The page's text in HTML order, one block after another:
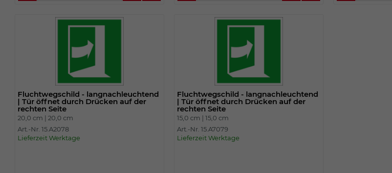
Fluchtwegschild - langnachleuchtend
| Tür öffnet durch Drücken auf der
rechten Seite
20,0 cm |20,0 cm
Art.-Nr. 15.A2078
Lieferzeit Werktage
Fluchtwegschild - langnachleuchtend
| Tür öffnet durch Drücken auf der
rechten Seite
15,0 cm |15,0 cm
Art.-Nr. 15.A7079
Lieferzeit Werktage